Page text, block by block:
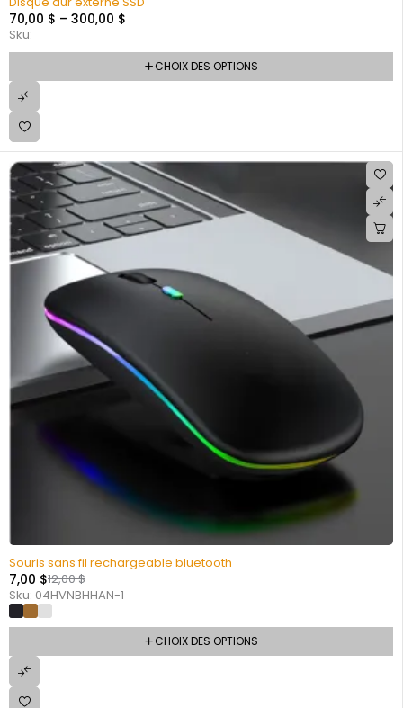
70,00 $ – 300,00 $
Sku:
CHOIX DES OPTIONS
Souris sans fil rechargeable bluetooth
12,00$
7,00 $
Sku: 04HVNBHHAN-1
CHOIX DES OPTIONS